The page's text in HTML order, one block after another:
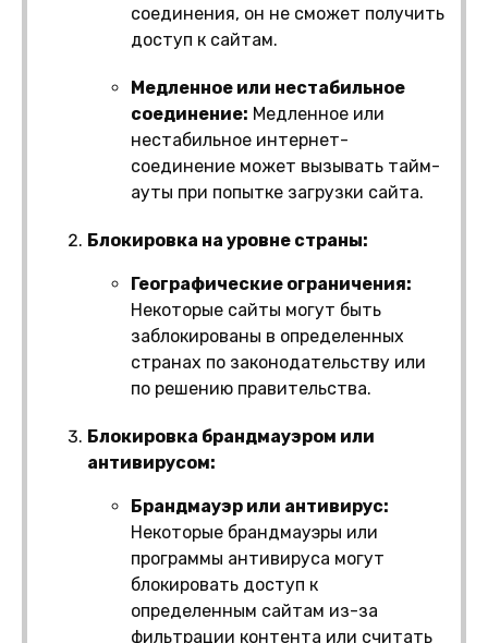
соединения, он не сможет получить
доступ к сайтам.
Медленное или нестабильное
соединение: Медленное или
нестабильное интернет-
соединение может вызывать тайм-
ауты при попытке загрузки сайта.
Блокировка на уровне страны:
Географические ограничения:
Некоторые сайты могут быть
заблокированы в определенных
странах по законодательству или
по решению правительства.
Блокировка брандмауэром или
антивирусом:
Брандмауэр или антивирус:
Некоторые брандмауэры или
программы антивируса могут
блокировать доступ к
определенным сайтам из-за
фильтрации контента или считать